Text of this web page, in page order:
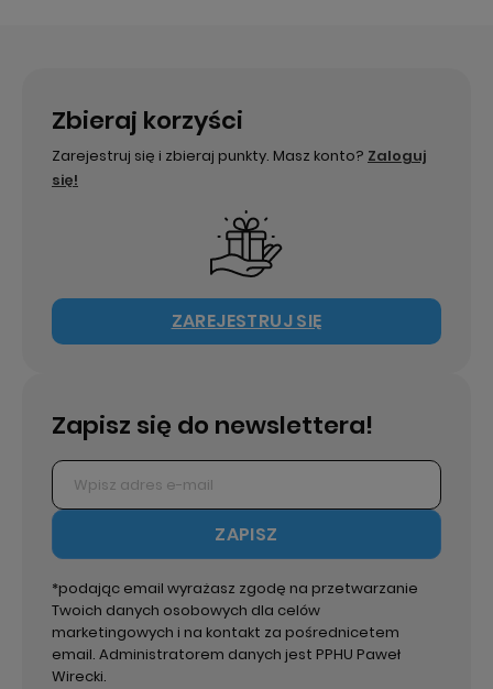
Zbieraj korzyści
Zarejestruj się i zbieraj punkty. Masz konto? Zaloguj
się!
ZAREJESTRUJ SIĘ
Zapisz się do newslettera!
ZAPISZ
*podając email wyrażasz zgodę na przetwarzanie
Twoich danych osobowych dla celów
marketingowych i na kontakt za pośrednicetem
email. Administratorem danych jest PPHU Paweł
Wirecki.